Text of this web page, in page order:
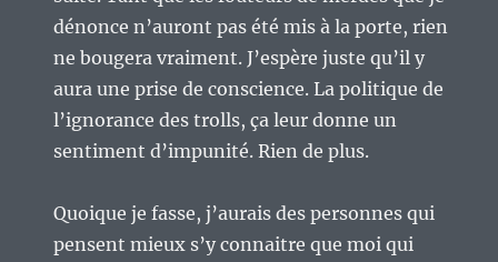
dénonce n’auront pas été mis à la porte, rien
ne bougera vraiment. J’espère juste qu’il y
aura une prise de conscience. La politique de
l’ignorance des trolls, ça leur donne un
sentiment d’impunité. Rien de plus.
Quoique je fasse, j’aurais des personnes qui
pensent mieux s’y connaitre que moi qui